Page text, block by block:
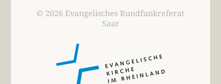
© 2026 Evangelisches Rundfunkreferat
Saar